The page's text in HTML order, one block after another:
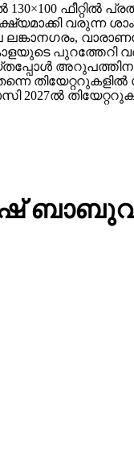
ഫീറ്റിൽ
വരുന്ന
പുറത്തേറി
തിയേറ്ററുകളില്‍
2027ൽ